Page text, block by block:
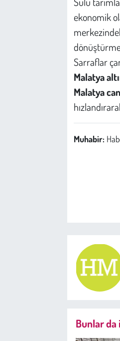
ekonomik
Sarraflar
Malatya
Malatya
Muhabir:
Bunlar